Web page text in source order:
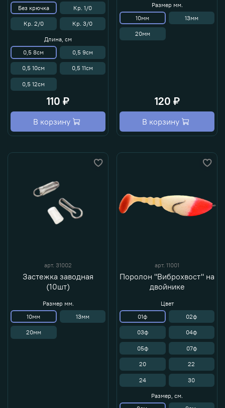
Без крючка
Кр. 1/0
Кр. 2/0 Кр. 3/0
Длина, см
0,5 8см
0,5 9см
0,5 10см 0,5 11см
0,5 12см
110 ₽
В корзину
Размер мм.
10мм
13мм
20мм
120 ₽
В корзину
арт. 31002
Застежка заводная
(10шт)
Размер мм.
10мм
13мм
20мм
арт. 11001
Поролон "Виброхвост" на
двойнике
Цвет
01ф
02ф
03ф 04ф
05ф 07ф
20 22
24 30
Размер, см.